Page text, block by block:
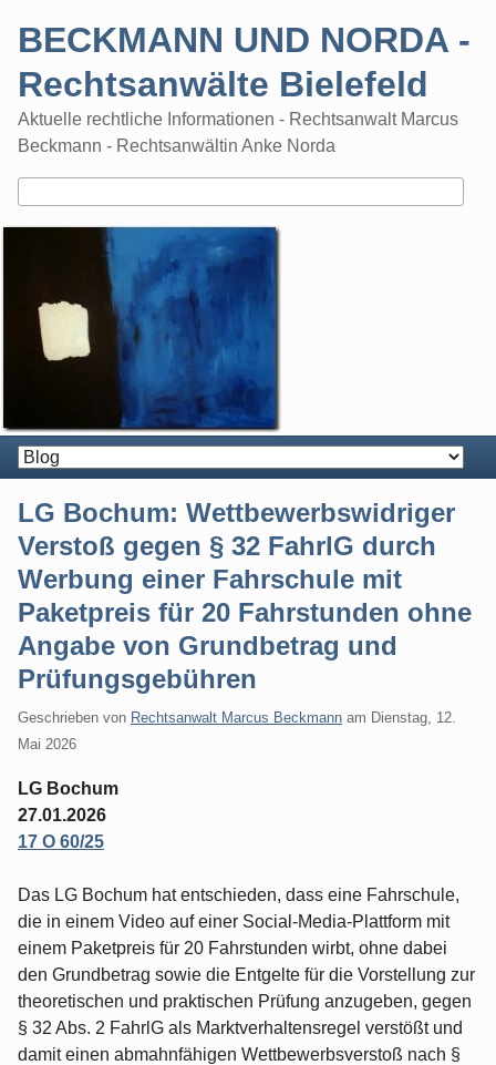
BECKMANN UND NORDA -
Rechtsanwälte Bielefeld
Aktuelle rechtliche Informationen - Rechtsanwalt Marcus
Beckmann - Rechtsanwältin Anke Norda
LG Bochum: Wettbewerbswidriger
Verstoß gegen § 32 FahrlG durch
Werbung einer Fahrschule mit
Paketpreis für 20 Fahrstunden ohne
Angabe von Grundbetrag und
Prüfungsgebühren
Geschrieben von Rechtsanwalt Marcus Beckmann am Dienstag, 12.
Mai 2026
LG Bochum
27.01.2026
17 O 60/25
Das LG Bochum hat entschieden, dass eine Fahrschule,
die in einem Video auf einer Social-Media-Plattform mit
einem Paketpreis für 20 Fahrstunden wirbt, ohne dabei
den Grundbetrag sowie die Entgelte für die Vorstellung zur
theoretischen und praktischen Prüfung anzugeben, gegen
§ 32 Abs. 2 FahrlG als Marktverhaltensregel verstößt und
damit einen abmahnfähigen Wettbewerbsverstoß nach §